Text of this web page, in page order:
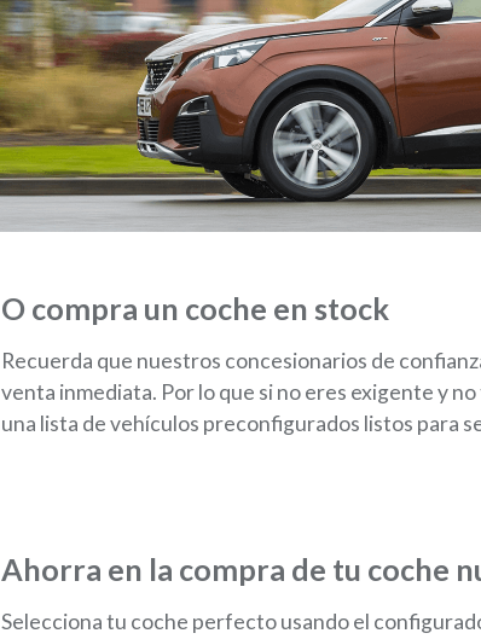
O compra un coche en stock
Recuerda que nuestros concesionarios de
venta inmediata. Por lo que si no eres exigente y
una lista de vehículos preconfigurados listos para
Ahorra en la compra de tu coche
Selecciona tu coche perfecto usando el